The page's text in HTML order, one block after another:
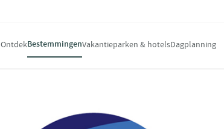
OntdekBestemmingenVakantieparken & hotelsDagplanning